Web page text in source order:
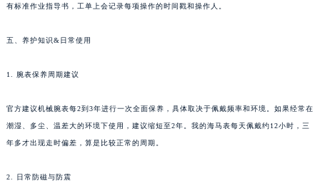
有标准作业指导书，工单上会记录每项操作的时间戳和操作人。
五、养护知识&日常使用
1. 腕表保养周期建议
官方建议机械腕表每2到3年进行一次全面保养，具体取决于佩戴频率和环境。如果经常在
潮湿、多尘、温差大的环境下使用，建议缩短至2年。我的海马表每天佩戴约12小时，三
年多才出现走时偏差，算是比较正常的周期。
2. 日常防磁与防震